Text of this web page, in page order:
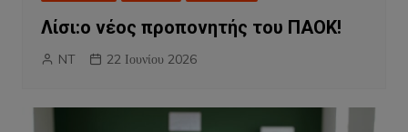
Λίσι:ο νέος προπονητής του ΠΑΟΚ!
NT 22 Ιουνίου 2026